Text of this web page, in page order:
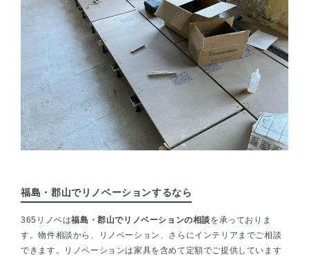
福島・郡山でリノベーションするなら
365リノベは福島・郡山でリノベーションの相談を承っておりま
す。物件相談から、リノベーション、さらにインテリアまでご相談
できます。リノベーションは家具を含めて定額でご提供しています